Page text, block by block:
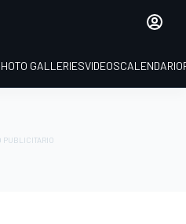
GALLERIESVIDEOSCALENDARIO